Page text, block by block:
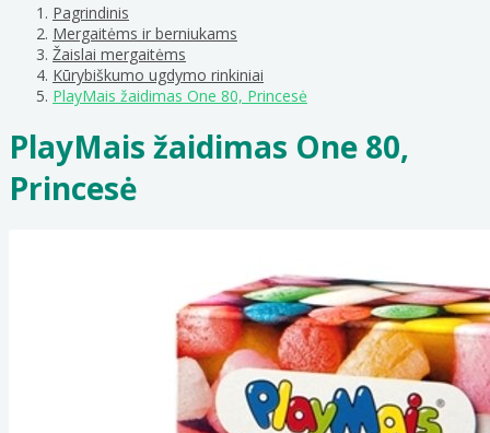
Pagrindinis
Mergaitėms ir berniukams
Žaislai mergaitėms
Kūrybiškumo ugdymo rinkiniai
PlayMais žaidimas One 80, Princesė
PlayMais žaidimas One 80,
Princesė